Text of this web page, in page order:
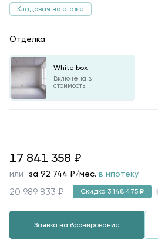
Кладовая на этаже
Отделка
White box
Включена в
стоимость
17841358
17 841 358 ₽
или за 92 744 ₽/мес. в ипотеку
20 989 833 ₽ Скидка 3 148 475 ₽
Заявка на бронирование